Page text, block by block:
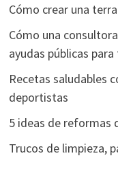
Cómo crear una
Cómo una
ayudas públicas
Recetas saludables
deportistas
5 ideas de reformas
Trucos de limpieza,